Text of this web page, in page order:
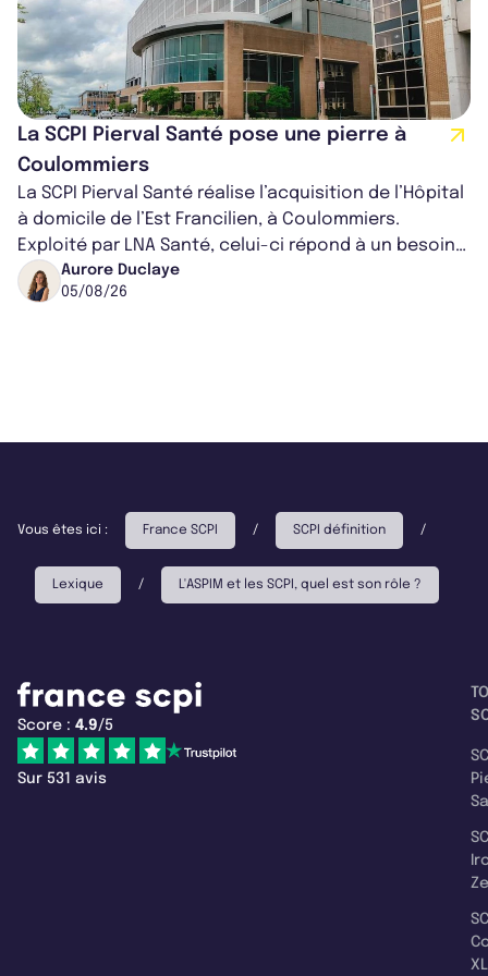
La SCPI Pierval Santé pose une pierre à
Coulommiers
La SCPI Pierval Santé réalise l’acquisition de l’Hôpital
à domicile de l’Est Francilien, à Coulommiers.
Exploité par LNA Santé, celui-ci répond à un besoin
médical croissant, qui s...
Aurore Duclaye
05/08/26
Vous êtes ici : France SCPI / SCPI définition /
Lexique / L'ASPIM et les SCPI, quel est son rôle ?
Score : 4.9/5
Sur 531 avis
XL